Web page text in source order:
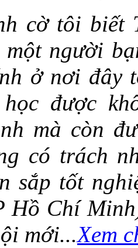
cờ tôi biết
một người
ở nơi đây
được
mà còn
có trách
sắp tốt
Hồ Chí
mới...Xem